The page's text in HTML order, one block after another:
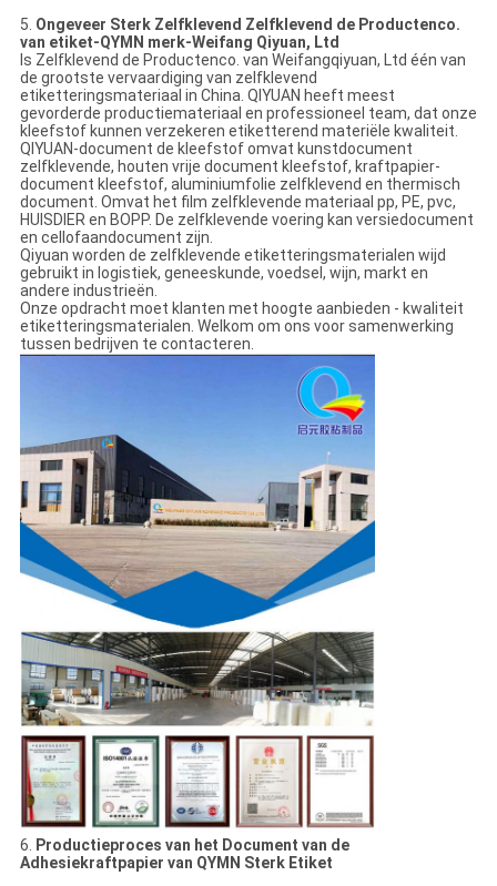
5. Ongeveer Sterk Zelfklevend Zelfklevend de Productenco.
van etiket-QYMN merk-Weifang Qiyuan, Ltd
Is Zelfklevend de Productenco. van Weifangqiyuan, Ltd één van
de grootste vervaardiging van zelfklevend
etiketteringsmateriaal in China. QIYUAN heeft meest
gevorderde productiemateriaal en professioneel team, dat onze
kleefstof kunnen verzekeren etiketterend materiële kwaliteit.
QIYUAN-document de kleefstof omvat kunstdocument
zelfklevende, houten vrije document kleefstof, kraftpapier-
document kleefstof, aluminiumfolie zelfklevend en thermisch
document. Omvat het film zelfklevende materiaal pp, PE, pvc,
HUISDIER en BOPP. De zelfklevende voering kan versiedocument
en cellofaandocument zijn.
Qiyuan worden de zelfklevende etiketteringsmaterialen wijd
gebruikt in logistiek, geneeskunde, voedsel, wijn, markt en
andere industrieën.
Onze opdracht moet klanten met hoogte aanbieden - kwaliteit
etiketteringsmaterialen. Welkom om ons voor samenwerking
tussen bedrijven te contacteren.
6.
Productieproces van het Document van de
Adhesiekraftpapier van QYMN Sterk Etiket